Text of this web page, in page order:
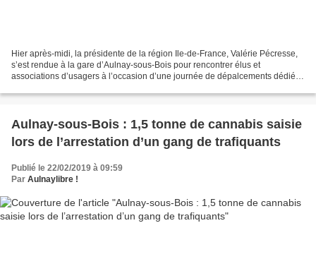
Hier après-midi, la présidente de la région Ile-de-France, Valérie Pécresse,
s’est rendue à la gare d’Aulnay-sous-Bois pour rencontrer élus et
associations d’usagers à l’occasion d’une journée de dépalcements dédiée
Aulnay-sous-Bois : 1,5 tonne de cannabis saisie
lors de l’arrestation d’un gang de trafiquants
Publié le 22/02/2019 à 09:59
Par Aulnaylibre !